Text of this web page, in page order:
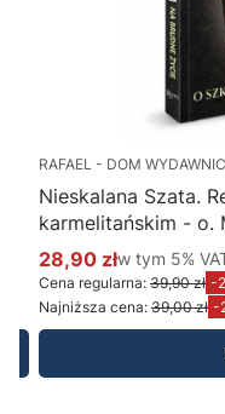
RAFAEL - DOM
Nieskalana Szata.
karmelitańskim - o.
Cena promocyjna
28,90 złw tym %s VAT
w tym 5%
Cena regularna: 39,90 zł -
Najniższa cena: 39,00 zł -